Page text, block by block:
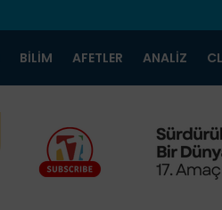
BILIM AFETLER ANALIZ